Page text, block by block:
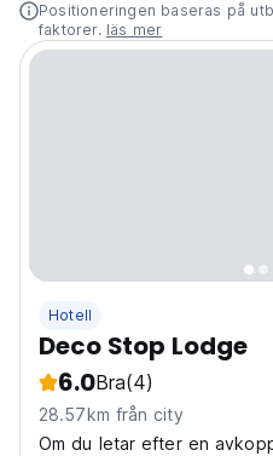
Positioneringen baseras på
faktorer. läs mer
Hotell
Deco Stop Lodge
6.0Bra(4)
28.57km från city
Om du letar efter en